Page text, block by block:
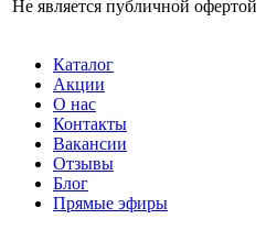
Не является публичной офертой
Каталог
Акции
О нас
Контакты
Вакансии
Отзывы
Блог
Прямые эфиры